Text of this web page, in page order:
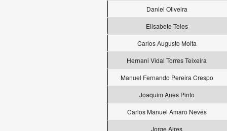
Daniel Oliveira
Elisabete Teles
Carlos Augusto Moita
Hernani Vidal Torres Teixeira
Manuel Fernando Pereira Crespo
Joaquim Anes Pinto
Carlos Manuel Amaro Neves
Jorge Aires